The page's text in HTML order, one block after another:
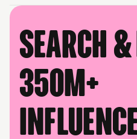
Search
350M+